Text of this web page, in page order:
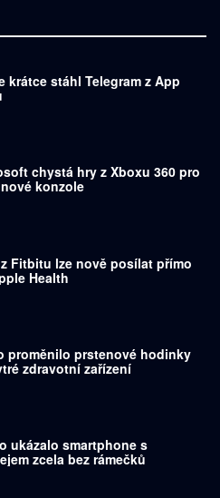
krátce stáhl Telegram z App
chystá hry z Xboxu 360 pro
nové konzole
Fitbitu lze nově posílat přímo
Health
proměnilo prstenové hodinky
zdravotní zařízení
ukázalo smartphone s
zcela bez rámečků